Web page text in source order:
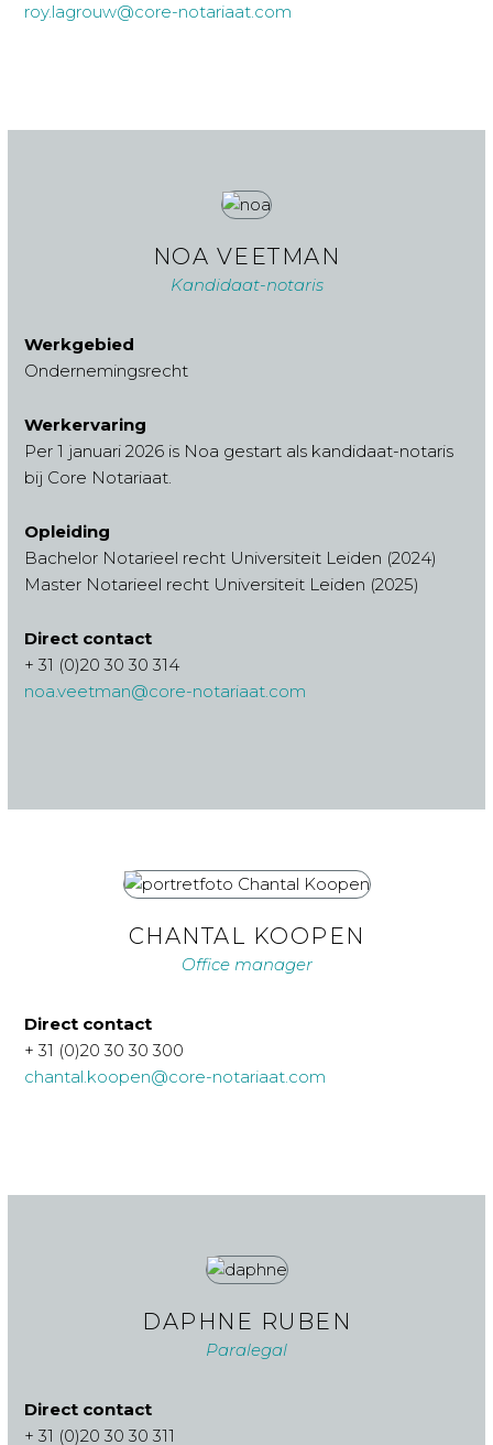
roy.lagrouw@core-notariaat.com
NOA VEETMAN
Kandidaat-notaris
Werkgebied
Ondernemingsrecht
Werkervaring
Per 1 januari 2026 is Noa gestart als kandidaat-notaris
bij Core Notariaat.
Opleiding
Bachelor Notarieel recht Universiteit Leiden (2024)
Master Notarieel recht Universiteit Leiden (2025)
Direct contact
+ 31 (0)20 30 30 314
noa.veetman@core-notariaat.com
CHANTAL KOOPEN
Office manager
Direct contact
+ 31 (0)20 30 30 300
chantal.koopen@core-notariaat.com
DAPHNE RUBEN
Paralegal
Direct contact
+ 31 (0)20 30 30 311